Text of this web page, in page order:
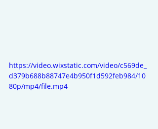
https://video.wixstatic.com/video/c569de_
d379b688b88747e4b950f1d592feb984/10
80p/mp4/file.mp4